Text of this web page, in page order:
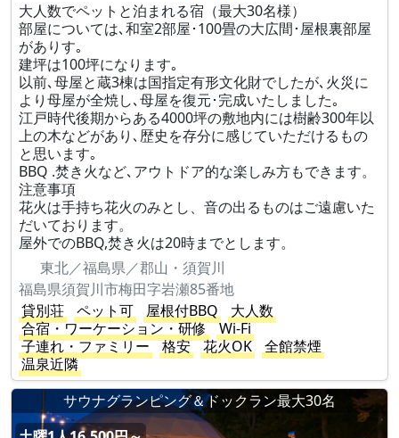
大人数でペットと泊まれる宿（最大30名様）
部屋については､和室2部屋･100畳の大広間･屋根裏部屋
がありす｡
建坪は100坪になります｡
以前､母屋と蔵3棟は国指定有形文化財でしたが､火災に
より母屋が全焼し､母屋を復元･完成いたしました｡
江戸時代後期からある4000坪の敷地内には樹齢300年以
上の木などがあり､歴史を存分に感じていただけるもの
と思います｡
BBQ .焚き火など､アウトドア的な楽しみ方もできます。
注意事項
花火は手持ち花火のみとし、音の出るものはご遠慮いた
だいております。
屋外でのBBQ,焚き火は20時までとします。
東北／福島県／郡山・須賀川
福島県須賀川市梅田字岩瀬85番地
貸別荘
ペット可 屋根付BBQ
大人数
合宿・ワーケーション・研修
Wi-Fi
子連れ・ファミリー
格安 花火OK
全館禁煙
温泉近隣
サウナグランピング＆ドックラン最大30名